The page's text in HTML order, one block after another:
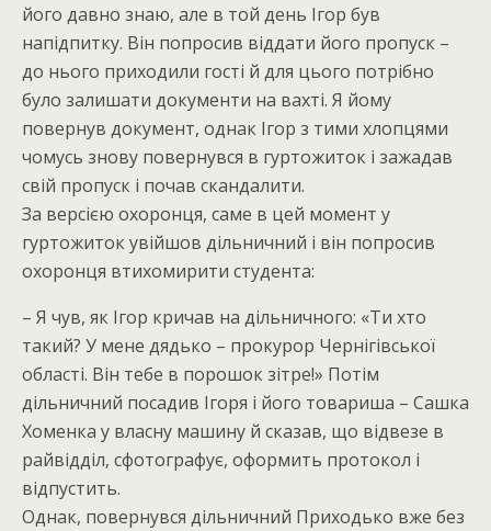
його давно знаю, але в той день Ігор був
напідпитку. Він попросив віддати його пропуск –
до нього приходили гості й для цього потрібно
було залишати документи на вахті. Я йому
повернув документ, однак Ігор з тими хлопцями
чомусь знову повернувся в гуртожиток і зажадав
свій пропуск і почав скандалити.
За версією охоронця, саме в цей момент у
гуртожиток увійшов дільничний і він попросив
охоронця втихомирити студента:
– Я чув, як Ігор кричав на дільничного: «Ти хто
такий? У мене дядько – прокурор Чернігівської
області. Він тебе в порошок зітре!» Потім
дільничний посадив Ігоря і його товариша – Сашка
Хоменка у власну машину й сказав, що відвезе в
райвідділ, сфотографує, оформить протокол і
відпустить.
Однак, повернувся дільничний Приходько вже без